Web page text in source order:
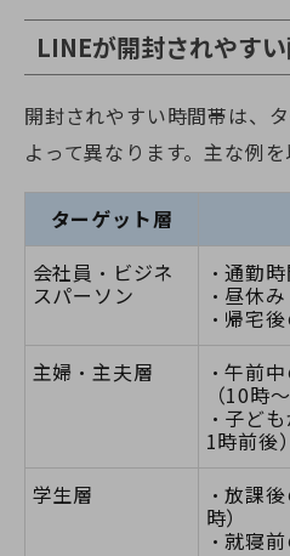
LINEが開封されやす
開封されやすい時間帯は、
よって異なります。主な例を
ターゲット層
会社員・ビジネ
スパーソン
・通勤
・昼休
・帰宅
主婦・主夫層
・午前
（10時
・子ど
1時前後）
学生層
・放課
時）
・就寝